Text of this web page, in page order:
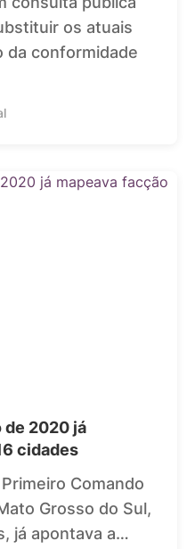
os atuais
da conformidade
de 2020 já
cidades
Comando
Grosso do Sul,
já apontava a…